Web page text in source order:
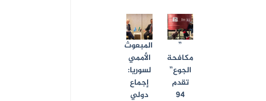
”
مكافحة
الجوع”
تقدم
94
المبعوث
الأممي
لسوريا:
إجماع
دولي